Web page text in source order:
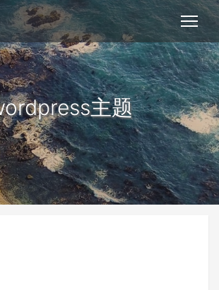
主题